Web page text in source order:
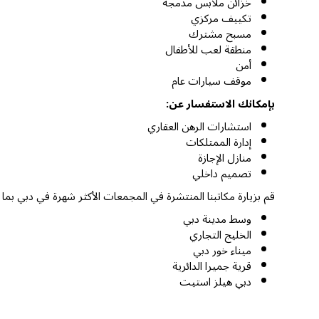
تكييف مركزي
مسبح مشترك
منطقة لعب للأطفال
أمن
موقف سيارات عام
بإمكانك الاستفسار عن:
استشارات الرهن العقاري
إدارة الممتلكات
منازل الإجازة
تصميم داخلي
قم بزيارة مكاتبنا المنتشرة في المجمعات الأكثر شهرة في دبي
وسط مدينة دبي
الخليج التجاري
ميناء خور دبي
قرية جميرا الدائرية
دبي هيلز استيت